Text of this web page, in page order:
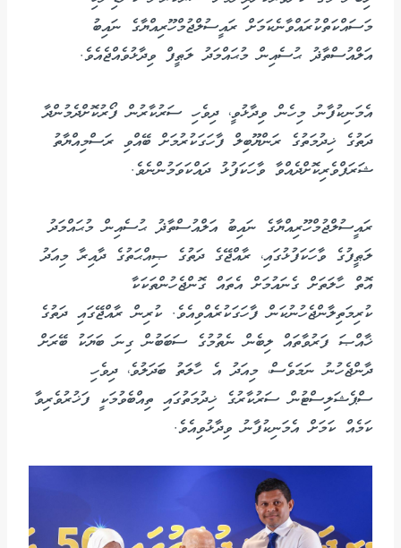
މަސައްކަތްކުރައްވާނެކަމަށް ރައީސުލްޖުމްހޫރިއްޔާގެ ނައިބު
އަލްއުސްތާޛު ޙުސެއިން މުޙައްމަދު ލަޠީފް ވިދާޅުވެއްޖެއެވެ.
އެމަނިކުފާނު މިހެން ވިދާޅުވީ، ދިވެހި ސަރުކާރުން ފޯރުކޮށްދެމުންދާ
ދަތުގެ ޚިދުމަތުގެ ރަންޔޫބިލް ފާހަގަކުރުމަށް ބޭއްވި ރަސްމިއްޔާތު
ޝަރަފްވެރިކޮށްދެއްވާ ވާހަކަފުޅު ދައްކަވަމުންނެވެ.
ރައީސުލްޖުމްހޫރިއްޔާގެ ނައިބު އަލްއުސްތާޛު ޙުސެއިން މުޙައްމަދު
ލަޠީފުގެ ވާހަކަފުޅުގައި، ރާއްޖޭގެ ދަތުގެ ޞިއްޙަތުގެ ދާއިރާ މިއަދު
އޮތް ހާލަތަށް ގެނައުމަށް އެތައް ގޮންޖެހުންތަކަކާ
ކުރިމަތިލާންޖެހުނުކަން ފާހަގަކުރެއްވިއެވެ. ކުރިން ރާއްޖޭގައި ދަތުގެ
ޚާއްޞަ ފަރުވާތައް ލިބެން ނެތުމުގެ ސަބަބުން ގިނަ ބަޔަކު ބޭރަށް
ދާންޖެހުނު ނަމަވެސް، މިއަދު އެ ހާލަތު ބަދަލުވެ، ދިވެހި
ސްޕެޝަލިސްޓުން ސަރުކާރުގެ ޚިދުމަތުގައި ތިއްބެވުމަކީ ފަޚުރުވެރިވާ
ކަމެއް ކަމަށް އެމަނިކުފާނު ވިދާޅުވިއެވެ.